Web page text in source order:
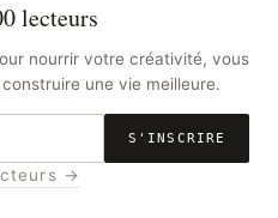
lecteurs
nourrir votre créativité, vous
une vie meilleure.
S'INSCRIRE
→